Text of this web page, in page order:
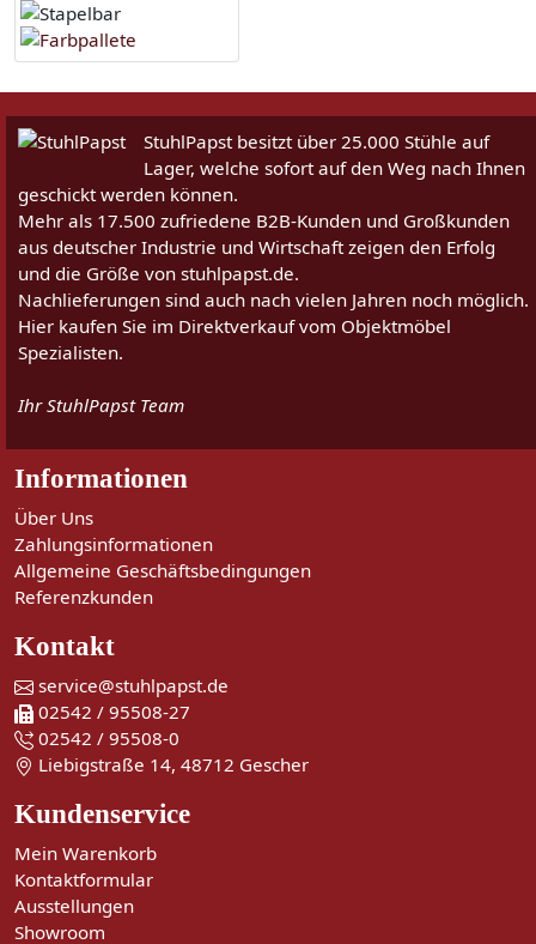
StuhlPapst besitzt über 25.000 Stühle auf
Lager, welche sofort auf den Weg nach Ihnen
geschickt werden können.
Mehr als 17.500 zufriedene B2B-Kunden und Großkunden
aus deutscher Industrie und Wirtschaft zeigen den Erfolg
und die Größe von stuhlpapst.de.
Nachlieferungen sind auch nach vielen Jahren noch möglich.
Hier kaufen Sie im Direktverkauf vom Objektmöbel
Spezialisten.
Ihr StuhlPapst Team
Informationen
Über Uns
Zahlungsinformationen
Allgemeine Geschäftsbedingungen
Referenzkunden
Kontakt
service@stuhlpapst.de
02542 / 95508-27
02542 / 95508-0
Liebigstraße 14, 48712 Gescher
Kundenservice
Mein Warenkorb
Kontaktformular
Ausstellungen
Showroom